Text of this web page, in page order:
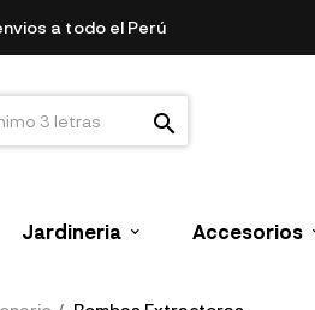
a todo el Perú
search
Jardineria Accesorios